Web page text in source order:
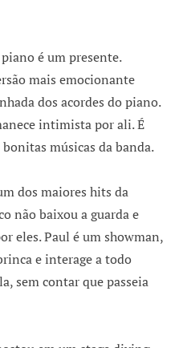
é um presente.
mais emocionante
dos acordes do piano.
intimista por ali. É
músicas da banda.
dos maiores hits da
não baixou a guarda e
eles. Paul é um showman,
e interage a todo
sem contar que passeia